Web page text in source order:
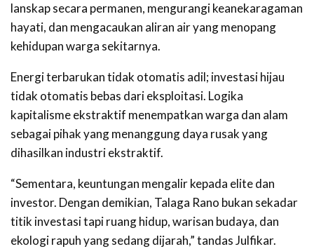
lanskap secara permanen, mengurangi keanekaragaman
hayati, dan mengacaukan aliran air yang menopang
kehidupan warga sekitarnya.
Energi terbarukan tidak otomatis adil; investasi hijau
tidak otomatis bebas dari eksploitasi. Logika
kapitalisme ekstraktif menempatkan warga dan alam
sebagai pihak yang menanggung daya rusak yang
dihasilkan industri ekstraktif.
“Sementara, keuntungan mengalir kepada elite dan
investor. Dengan demikian, Talaga Rano bukan sekadar
titik investasi tapi ruang hidup, warisan budaya, dan
ekologi rapuh yang sedang dijarah,” tandas Julfikar.